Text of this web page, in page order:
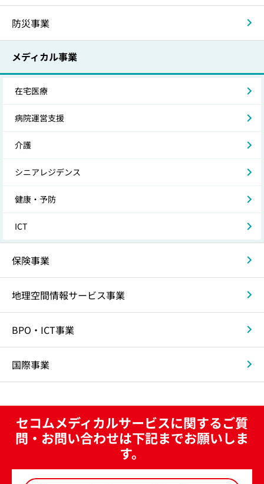
防災事業
メディカル事業
在宅医療
病院運営支援
介護
シニアレジデンス
健康・予防
ICT
保険事業
地理空間情報サービス事業
BPO・ICT事業
国際事業
セコムメディカルサービスに関するご質
問・お問い合わせは下記までお願いしま
す。